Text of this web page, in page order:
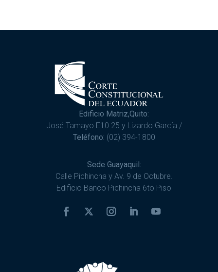
Edificio Matriz,Quito:
José Tamayo E10 25 y Lizardo García /
Teléfono: (02) 394-1800
Sede Guayaquil:
Calle Pichincha y Av. 9 de Octubre.
Edificio Banco Pichincha 6to Piso